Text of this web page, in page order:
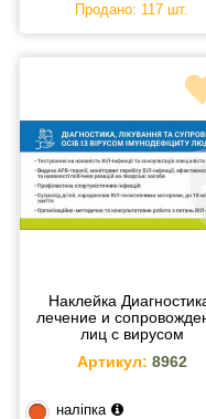
Продано: 117 шт.
Наклейка
лечение и
лиц с вирусом
216х105 мм
Артикул: 8962
наліпка